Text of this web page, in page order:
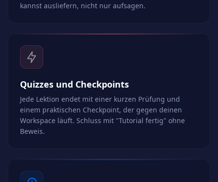
kannst ausliefern, nicht nur aufsagen.
Quizzes und Checkpoints
Jede Lektion endet mit einer kurzen Prüfung und
einem praktischen Checkpoint, der gegen deinen
Workspace läuft. Schluss mit "Tutorial fertig" ohne
Beweis.